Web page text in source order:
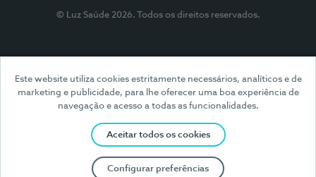
Este website utiliza cookies estritamente necessários, analíticos e de
marketing e publicidade, para lhe oferecer uma boa experiência de
navegação e acesso a todas as funcionalidades.
Aceitar todos os cookies
Configurar preferências
© Luz Saúde 2026. Todos os direitos reservados.